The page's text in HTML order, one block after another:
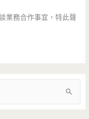
業務合作事宜，特此聲